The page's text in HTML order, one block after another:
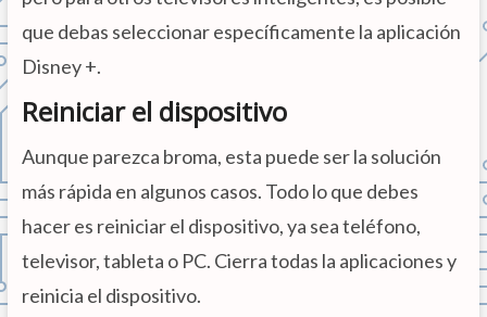
que debas seleccionar específicamente la aplicación
Disney +.
Reiniciar el dispositivo
Aunque parezca broma, esta puede ser la solución
más rápida en algunos casos. Todo lo que debes
hacer es reiniciar el dispositivo, ya sea teléfono,
televisor, tableta o PC. Cierra todas la aplicaciones y
reinicia el dispositivo.